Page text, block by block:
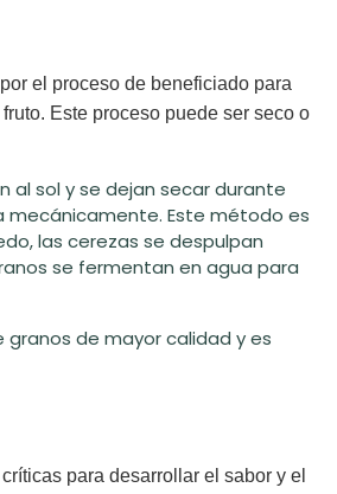
el proceso de beneficiado para
. Este proceso puede ser seco o
al sol y se dejan secar durante
mecánicamente. Este método es
las cerezas se despulpan
se fermentan en agua para
de mayor calidad y es
para desarrollar el sabor y el